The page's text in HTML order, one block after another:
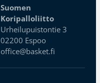
Suomen
Koripalloliitto
Urheilupuistontie 3
02200 Espoo
office@basket.fi